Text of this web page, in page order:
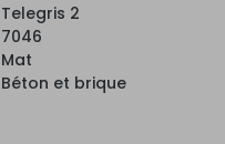
Telegris 2
7046
Mat
Béton et brique